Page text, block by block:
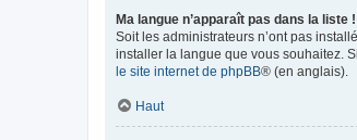
Ma langue n’apparaît pas dans la liste !
Soit les administrateurs n’ont pas
installer la langue que vous souhaitez.
le site internet de phpBB® (en anglais).
Haut